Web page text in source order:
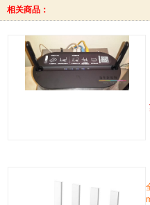
相关商品：